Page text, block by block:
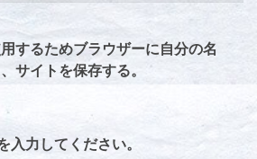
するためブラウザーに自分の名
サイトを保存する。
入力してください。